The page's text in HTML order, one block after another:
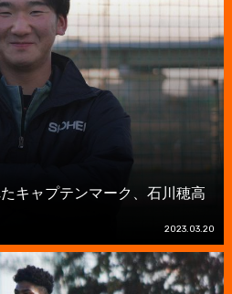
キャプテンマーク、石川穂高
2023.03.20